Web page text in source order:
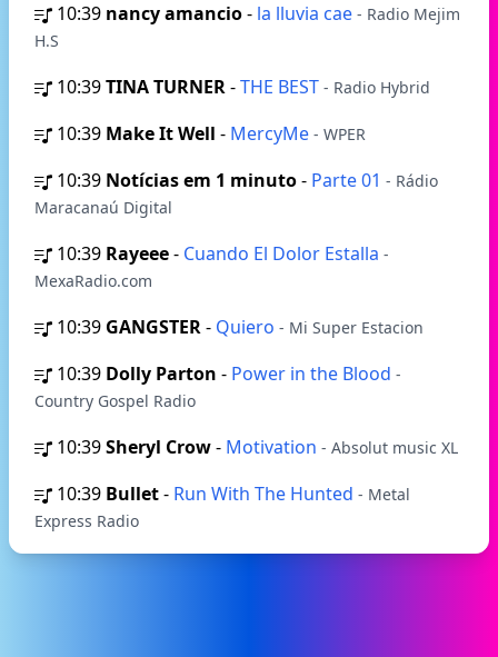
10:39 nancy amancio- la lluvia cae - Radio Mejim
H.S
10:39TINA TURNER-THE BEST - Radio Hybrid
10:39 Make It Well - MercyMe - WPER
10:39 Notícias em 1 minuto- Parte 01 - Rádio
Maracanaú Digital
10:39 Rayeee- Cuando El Dolor Estalla -
MexaRadio.com
10:39 GANGSTER- Quiero - Mi Super Estacion
10:39 Dolly Parton - Power in the Blood -
Country Gospel Radio
10:39Sheryl Crow- Motivation - Absolut music XL
10:39 Bullet- Run With The Hunted - Metal
Express Radio